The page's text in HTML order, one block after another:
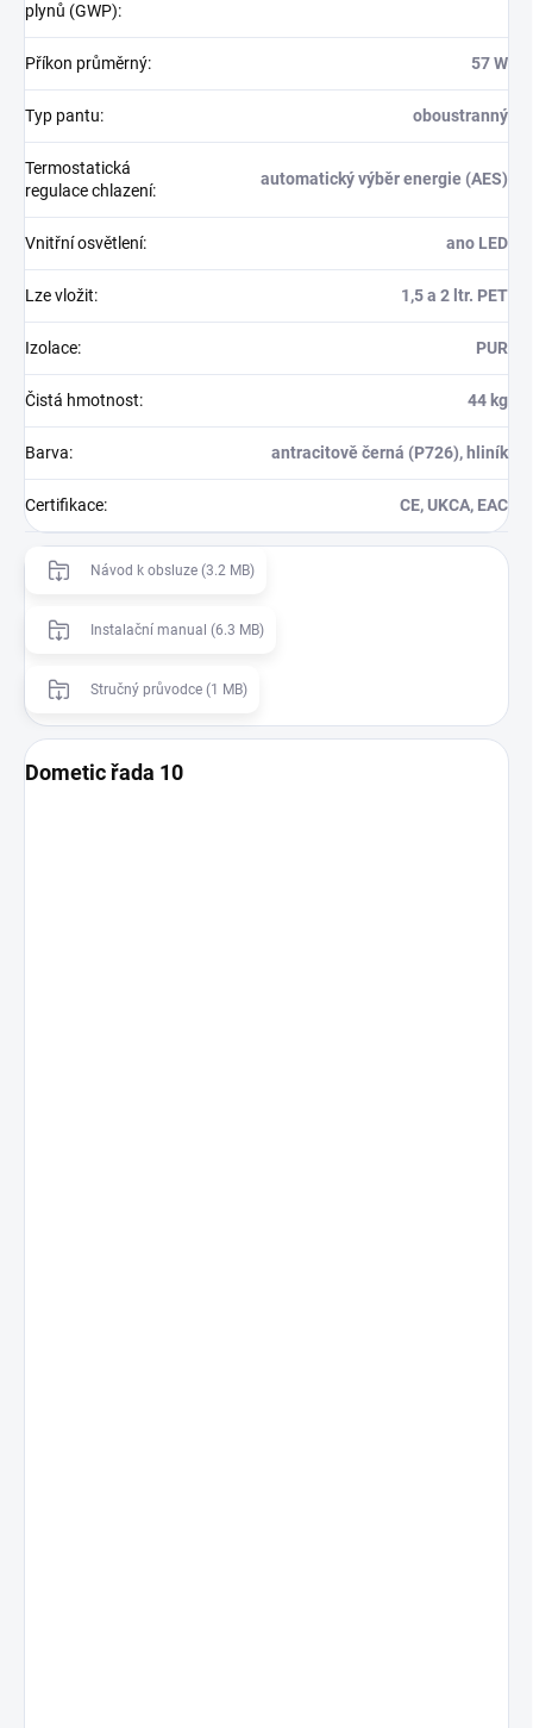
plynů (GWP):
Příkon průměrný: 57 W
Typ pantu: oboustranný
Termostatická
regulace chlazení:
automatický výběr energie (AES)
Vnitřní osvětlení: ano LED
Lze vložit: 1,5 a 2 ltr. PET
Izolace: PUR
Čistá hmotnost: 44 kg
Barva: antracitově černá (P726), hliník
Certifikace: CE, UKCA, EAC
Návod k obsluze (3.2 MB)
Instalační manual (6.3 MB)
Stručný průvodce (1 MB)
Dometic řada 10